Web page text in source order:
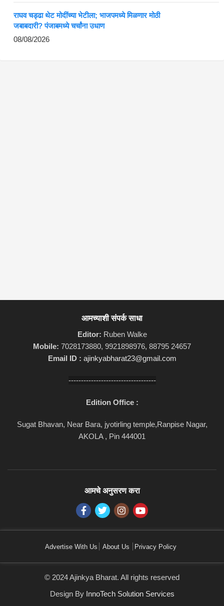
राघव चड्ढा थेट मोदींच्या भेटीला; भाजपमध्ये मिळणार मोठी
जबाबदारी? पंजाबमध्ये चर्चांना उधाण
08/08/2026
आमच्याशी संपर्क साधा
Editor: Ruben Walke
Mobile: 7028173880, 9921898976, 88795 24657
Email ID : ajinkyabharat23@gmail.com
-----------------------------------
Edition Office :
Sugat Bhavan, Near Bara, jyotirling temple,Ranpise Nagar,
AKOLA , Pin 444001
आमचे अनुसरण करा
Advertise With Us About Us Privacy Policy
© 2024 Ajinkya Bharat. All rights reserved
Design By InnoTech Solution Services